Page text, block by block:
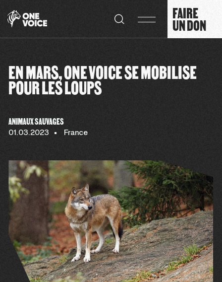
FAIRE
UN DON
EN MARS, ONE VOICE SE MOBILISE
POUR LES LOUPS
ANIMAUX SAUVAGES
01.03.2023 France